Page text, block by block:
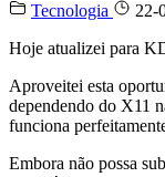
Tecnologia 22-
Hoje atualizei para
Aproveitei esta
dependendo do X11
funciona
Embora não possa